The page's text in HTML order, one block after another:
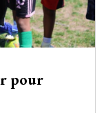
pour